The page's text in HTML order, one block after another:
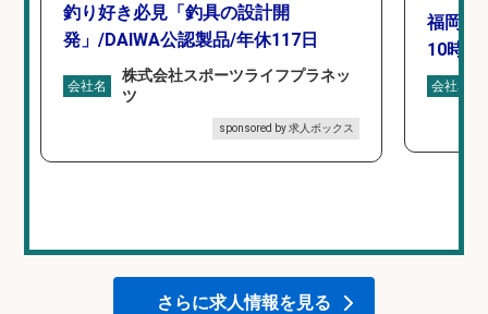
釣り好き必見「釣具の設計開
発」/DAIWA公認製品/年休117日
会社名
株式会社スポーツライフプラネッ
ツ
sponsored by 求人ボックス
福岡「
10時間
会社名
さらに求人情報を見る